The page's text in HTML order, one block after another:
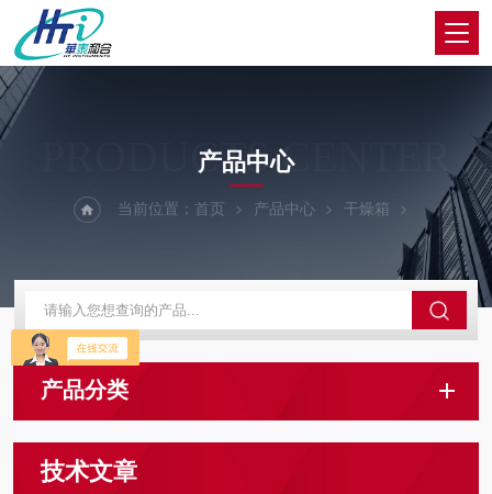
PRODUCTS CENTER
产品中心
当前位置： 首页 产品中心 干燥箱
产品分类
技术文章